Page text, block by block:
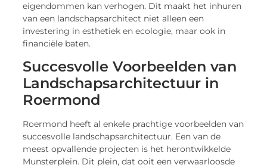
eigendommen kan verhogen. Dit maakt het inhuren
van een landschapsarchitect niet alleen een
investering in esthetiek en ecologie, maar ook in
financiële baten.
Succesvolle Voorbeelden van
Landschapsarchitectuur in
Roermond
Roermond heeft al enkele prachtige voorbeelden van
succesvolle landschapsarchitectuur. Een van de
meest opvallende projecten is het herontwikkelde
Munsterplein. Dit plein, dat ooit een verwaarloosde